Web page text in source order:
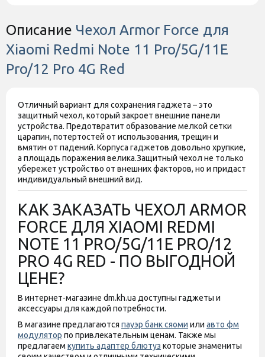
Описание Чехол Armor Force для
Xiaomi Redmi Note 11 Pro/5G/11E
Pro/12 Pro 4G Red
Отличный вариант для сохранения гаджета – это
защитный чехол, который закроет внешние панели
устройства. Предотвратит образование мелкой сетки
царапин, потертостей от использования, трещин и
вмятин от падений. Корпуса гаджетов довольно хрупкие,
а площадь поражения велика.Защитный чехол не только
убережет устройство от внешних факторов, но и придаст
индивидуальный внешний вид.
КАК ЗАКАЗАТЬ ЧЕХОЛ ARMOR
FORCE ДЛЯ XIAOMI REDMI
NOTE 11 PRO/5G/11E PRO/12
PRO 4G RED - ПО ВЫГОДНОЙ
ЦЕНЕ?
В интернет-магазине dm.kh.ua доступны гаджеты и
аксессуары для каждой потребности.
В магазине предлагаются пауэр банк сяоми или авто фм
модулятор по привлекательным ценам. Также мы
предлагаем купить адаптер блютуз которые знамениты